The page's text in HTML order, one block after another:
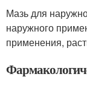
Мазь для
наружного
применения,